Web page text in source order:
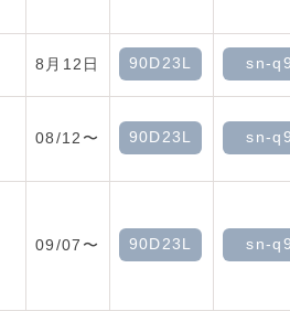
8月12日 90D23L sn-
08/12〜 90D23L sn-
09/07〜 90D23L sn-